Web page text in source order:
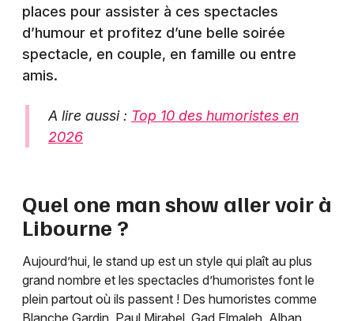
places pour assister à ces spectacles
d’humour et profitez d’une belle soirée
spectacle, en couple, en famille ou entre
amis.
A lire aussi : Top 10 des humoristes en
2026
Quel one man show aller voir à
Libourne ?
Aujourd’hui, le stand up est un style qui plaît au plus
grand nombre et les spectacles d’humoristes font le
plein partout où ils passent ! Des humoristes comme